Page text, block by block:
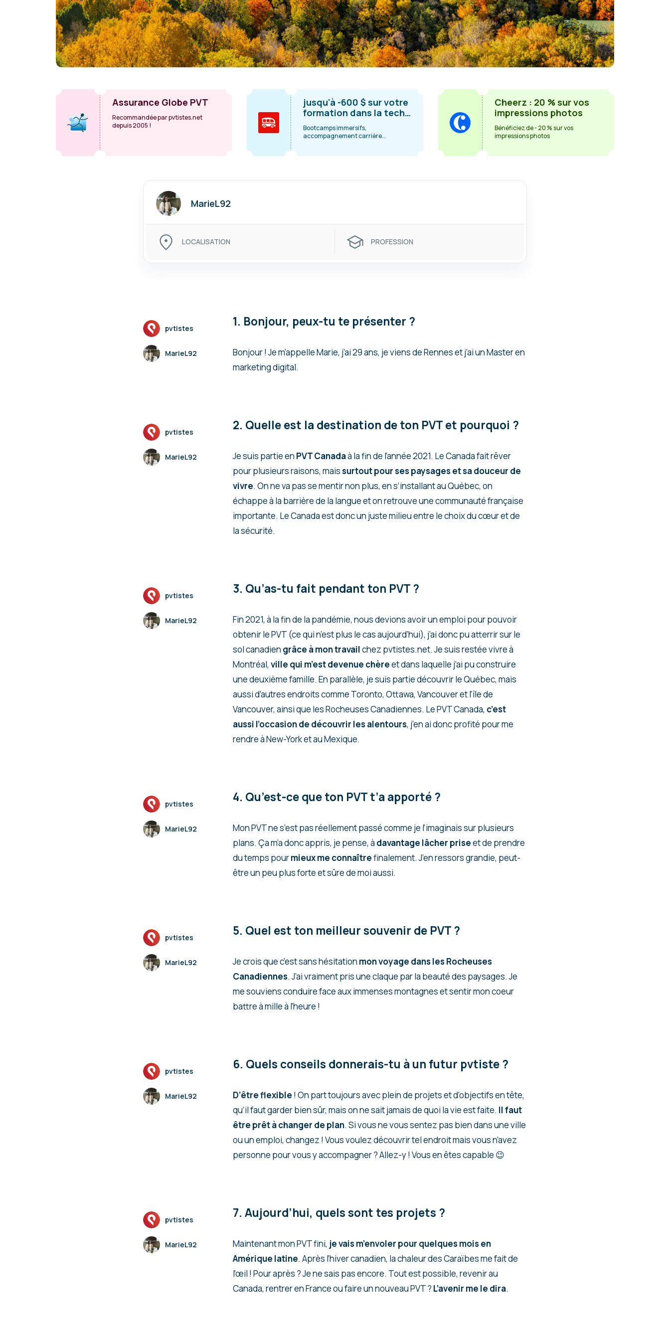
Assurance Globe PVT
Recommandée par pvtistes.net
depuis 2005 !
jusqu'à -600 $ sur votre
formation dans la tech
au Canada
Bootcamps immersifs,
accompagnement carrière...
Cheerz : 20 % sur vos
impressions photos
Bénéficiez de - 20 % sur vos
impressions photos
MarieL92
LOCALISATION PROFESSION
pvtistes 1. Bonjour, peux-tu te présenter ?
MarieL92
Bonjour ! Je m’appelle Marie, j’ai 29 ans, je viens de Rennes et j’ai un Master en
marketing digital.
pvtistes 2. Quelle est la destination de ton PVT et pourquoi ?
MarieL92 Je suis partie en PVT Canadaà la fin de l’année 2021. Le Canada fait rêver
pour plusieurs raisons, maissurtout pour ses paysages et sa douceur de
vivre. On ne va pas se mentir non plus, en s’installant au Québec, on
échappe à la barrière de la langue et on retrouve une communauté française
importante. Le Canada est donc un juste milieu entre le choix du cœur et de
la sécurité.
pvtistes 3. Qu’as-tu fait pendant ton PVT ?
MarieL92
Fin 2021, à la fin de la pandémie, nous devions avoir un emploi pour pouvoir
obtenir le PVT (ce qui n’est plus le cas aujourd’hui), j’ai donc pu atterrir sur le
sol canadien grâce à mon travailchez pvtistes.net. Je suis restée vivre à
Montréal, ville qui m’est devenue chèreet dans laquelle j’ai pu construire
une deuxième famille. En parallèle, je suis partie découvrir le Québec, mais
aussi d’autres endroits comme Toronto, Ottawa, Vancouver et l’île de
Vancouver, ainsi que les Rocheuses Canadiennes. Le PVT Canada, c’est
aussi l’occasion de découvrir les alentours, j’en ai donc profité pour me
rendre à New-York et au Mexique.
pvtistes 4. Qu’est-ce que ton PVT t’a apporté ?
MarieL92
Mon PVT ne s’est pas réellement passé comme je l’imaginais sur plusieurs
plans. Ça m’a donc appris, je pense, à davantage lâcher priseet de prendre
du temps pourmieux me connaîtrefinalement. J’en ressors grandie, peut-
être un peu plus forte et sûre de moi aussi.
pvtistes 5. Quel est ton meilleur souvenir de PVT ?
MarieL92 Je crois que c’est sans hésitation mon voyage dans les Rocheuses
Canadiennes. J’ai vraiment pris une claque par la beauté des paysages. Je
me souviens conduire face aux immenses montagnes et sentir mon coeur
battre à mille à l’heure !
pvtistes 6. Quels conseils donnerais-tu à un futur pvtiste ?
MarieL92 D’être flexible ! On part toujours avec plein de projets et d’objectifs en tête,
qu’il faut garder bien sûr, mais on ne sait jamais de quoi la vie est faite. Il faut
être prêt à changer de plan. Si vous ne vous sentez pas bien dans une ville
ou un emploi, changez ! Vous voulez découvrir tel endroit mais vous n’avez
personne pour vous y accompagner ? Allez-y ! Vous en êtes capable 😉
pvtistes 7. Aujourd’hui, quels sont tes projets ?
MarieL92 Maintenant mon PVT fini, je vais m’envoler pour quelques mois en
Amérique latine. Après l’hiver canadien, la chaleur des Caraïbes me fait de
l’œil ! Pour après ? Je ne sais pas encore. Tout est possible, revenir au
Canada, rentrer en France ou faire un nouveau PVT ? L’avenir me le dira.